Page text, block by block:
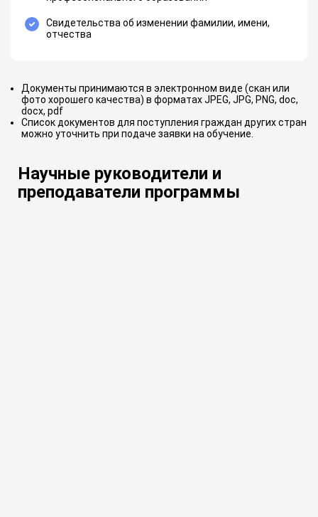
Свидетельства об изменении фамилии, имени,
отчества
Документы принимаются в электронном виде (скан или
фото хорошего качества) в форматах JPEG, JPG, PNG, doc,
docx, pdf
Список документов для поступления граждан других стран
можно уточнить при подаче заявки на обучение.
Научные руководители и
преподаватели программы